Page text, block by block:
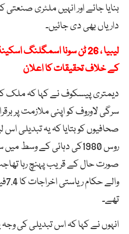
بنایا جائے اور انہیں ملٹری
داریاں بھی دی جائیں۔
لیبیا ، 26 ٹن سونا اسمگلنگ
کے خلاف تحقیقات کا اعلان
دیمتری پیسکوف نے کہا کہ ملک کے
سرگی لاوروف کو اپنی ملازمت پر
صحافیوں کو بتایا کہ یہ تبدیلی
روس 1980کی دہائی کے وسط
صورت حال کے قریب پہنچ رہا تھاجب
تھے۔
انہوں نے کہا کہ اس تبدیلی کی